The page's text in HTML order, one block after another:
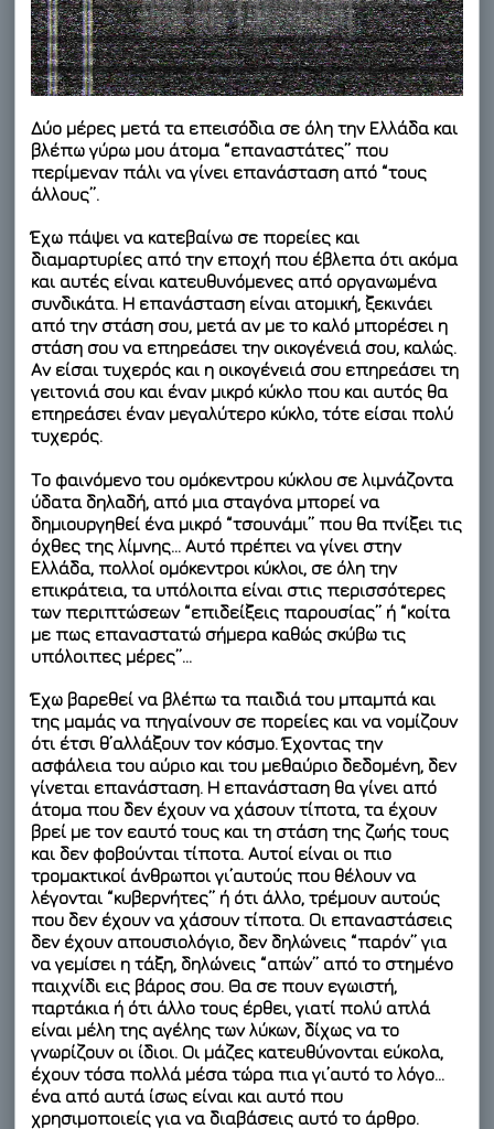
Δύο μέρες μετά τα επεισόδια σε όλη την Ελλάδα και
βλέπω γύρω μου άτομα “επαναστάτες” που
περίμεναν πάλι να γίνει επανάσταση από “τους
άλλους”.
Έχω πάψει να κατεβαίνω σε πορείες και
διαμαρτυρίες από την εποχή που έβλεπα ότι ακόμα
και αυτές είναι κατευθυνόμενες από οργανωμένα
συνδικάτα. Η επανάσταση είναι ατομική, ξεκινάει
από την στάση σου, μετά αν με το καλό μπορέσει η
στάση σου να επηρεάσει την οικογένειά σου, καλώς.
Αν είσαι τυχερός και η οικογένειά σου επηρεάσει τη
γειτονιά σου και έναν μικρό κύκλο που και αυτός θα
επηρεάσει έναν μεγαλύτερο κύκλο, τότε είσαι πολύ
τυχερός.
Το φαινόμενο του ομόκεντρου κύκλου σε λιμνάζοντα
ύδατα δηλαδή, από μια σταγόνα μπορεί να
δημιουργηθεί ένα μικρό “τσουνάμι” που θα πνίξει τις
όχθες της λίμνης… Αυτό πρέπει να γίνει στην
Ελλάδα, πολλοί ομόκεντροι κύκλοι, σε όλη την
επικράτεια, τα υπόλοιπα είναι στις περισσότερες
των περιπτώσεων “επιδείξεις παρουσίας” ή “κοίτα
με πως επαναστατώ σήμερα καθώς σκύβω τις
υπόλοιπες μέρες”…
Έχω βαρεθεί να βλέπω τα παιδιά του μπαμπά και
της μαμάς να πηγαίνουν σε πορείες και να νομίζουν
ότι έτσι θ’αλλάξουν τον κόσμο. Έχοντας την
ασφάλεια του αύριο και του μεθαύριο δεδομένη, δεν
γίνεται επανάσταση. Η επανάσταση θα γίνει από
άτομα που δεν έχουν να χάσουν τίποτα, τα έχουν
βρεί με τον εαυτό τους και τη στάση της ζωής τους
και δεν φοβούνται τίποτα. Αυτοί είναι οι πιο
τρομακτικοί άνθρωποι γι’αυτούς που θέλουν να
λέγονται “κυβερνήτες” ή ότι άλλο, τρέμουν αυτούς
που δεν έχουν να χάσουν τίποτα. Οι επαναστάσεις
δεν έχουν απουσιολόγιο, δεν δηλώνεις “παρόν” για
να γεμίσει η τάξη, δηλώνεις “απών” από το στημένο
παιχνίδι εις βάρος σου. Θα σε πουν εγωιστή,
παρτάκια ή ότι άλλο τους έρθει, γιατί πολύ απλά
είναι μέλη της αγέλης των λύκων, δίχως να το
γνωρίζουν οι ίδιοι. Οι μάζες κατευθύνονται εύκολα,
έχουν τόσα πολλά μέσα τώρα πια γι’αυτό το λόγο…
ένα από αυτά ίσως είναι και αυτό που
χρησιμοποιείς για να διαβάσεις αυτό το άρθρο.